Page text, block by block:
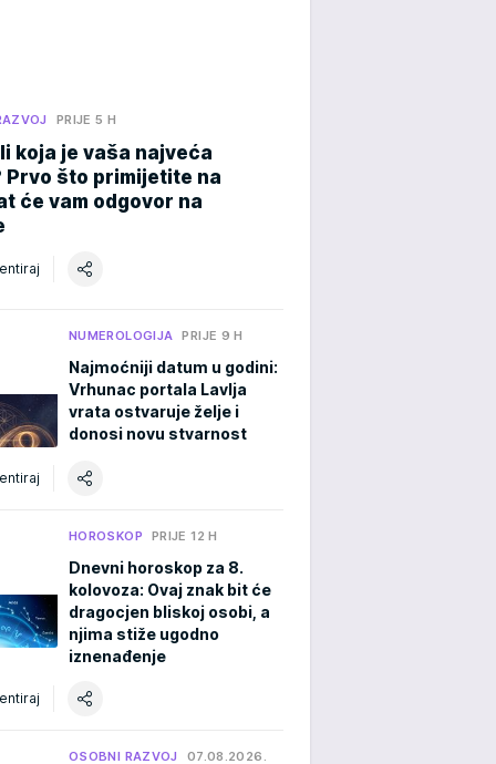
PRIJE 5 H
koja je vaša najveća
Prvo što primijetite na
će vam odgovor na
NUMEROLOGIJA PRIJE 9 H
Najmoćniji datum u godini:
Vrhunac portala Lavlja
vrata ostvaruje želje i
donosi novu stvarnost
HOROSKOP PRIJE 12 H
Dnevni horoskop za 8.
kolovoza: Ovaj znak bit će
dragocjen bliskoj osobi, a
njima stiže ugodno
iznenađenje
OSOBNI RAZVOJ 07.08.2026.